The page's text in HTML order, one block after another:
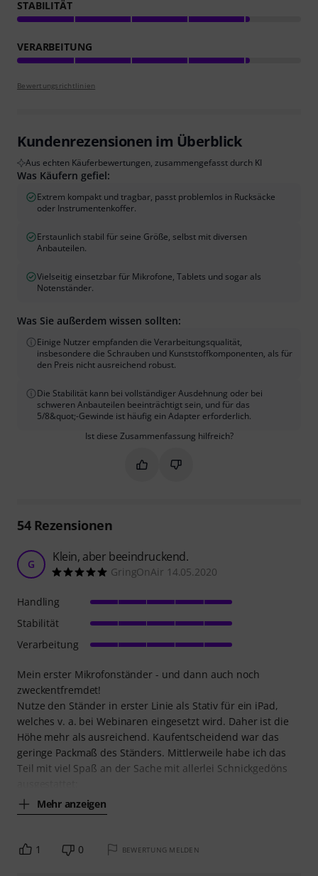
STABILITÄT
VERARBEITUNG
Bewertungsrichtlinien
Kundenrezensionen im Überblick
Aus echten Käuferbewertungen, zusammengefasst durch KI
Was Käufern gefiel:
Extrem kompakt und tragbar, passt problemlos in Rucksäcke
oder Instrumentenkoffer.
Erstaunlich stabil für seine Größe, selbst mit diversen
Anbauteilen.
Vielseitig einsetzbar für Mikrofone, Tablets und sogar als
Notenständer.
Was Sie außerdem wissen sollten:
Einige Nutzer empfanden die Verarbeitungsqualität,
insbesondere die Schrauben und Kunststoffkomponenten, als für
den Preis nicht ausreichend robust.
Die Stabilität kann bei vollständiger Ausdehnung oder bei
schweren Anbauteilen beeinträchtigt sein, und für das
5/8&quot;-Gewinde ist häufig ein Adapter erforderlich.
Ist diese Zusammenfassung hilfreich?
Markieren Sie diese
Markieren Sie diese
54Rezensionen
G Klein, aber beeindruckend.
GringOnAir 14.05.2020
Mein erster Mikrofonständer - und dann auch noch
zweckentfremdet!
Nutze den Ständer in erster Linie als Stativ für ein iPad,
welches v. a. bei Webinaren eingesetzt wird. Daher ist die
Höhe mehr als ausreichend. Kaufentscheidend war das
geringe Packmaß des Ständers. Mittlerweile habe ich das
Teil mit viel Spaß an der Sache mit allerlei Schnickgedöns
Mehr anzeigen
Handling
Stabilität
Verarbeitung
1 0 BEWERTUNG MELDEN